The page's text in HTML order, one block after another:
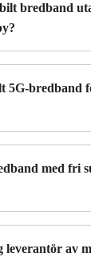
bredband
5G-bredband
med fri
leverantör av